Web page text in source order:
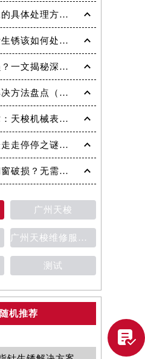
天梭手表进水的具体处理方法有哪些！
天梭手表指针生锈该如何处理？
天梭机芯受损？一文揭秘深度处理技巧！
天梭进灰了解决方法盘点（日常保养与清洁技巧）
解锁时间艺术：天梭机械表机芯生锈修复秘籍
解决天梭手表走走停停之谜：专业处理方法全面解析
天梭腕表星期窗破损？无需担心，这里有解决方案
广州天梭
广州天梭维修服务中心
测试
随机推荐
